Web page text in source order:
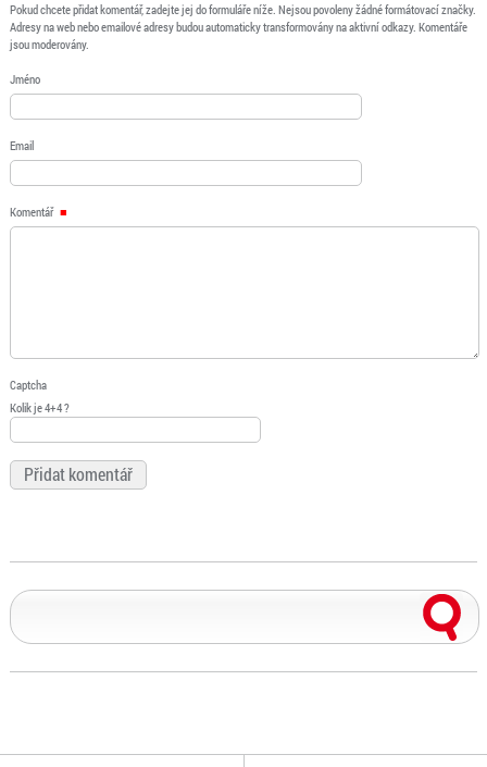
Pokud chcete přidat komentář, zadejte jej do formuláře níže. Nejsou povoleny žádné formátovací značky.
Adresy na web nebo emailové adresy budou automaticky transformovány na aktivní odkazy. Komentáře
jsou moderovány.
Jméno
Email
Komentář
Captcha
Kolik je 4+4 ?